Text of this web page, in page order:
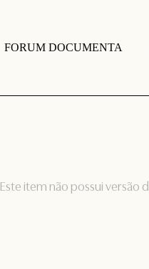
FORUM DOCUMENTA
Este item não possui versão